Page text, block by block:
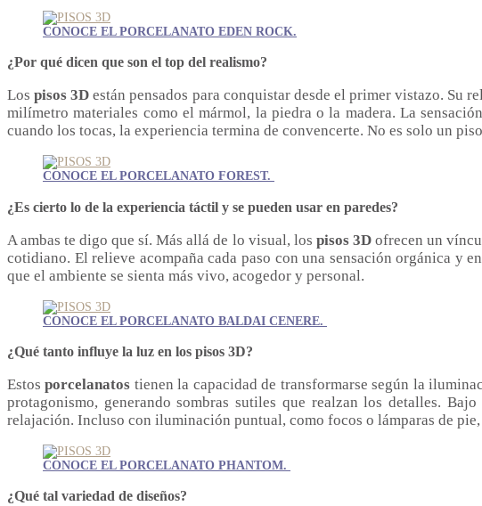
CONOCE EL PORCELANATO EDEN ROCK.
¿Por qué dicen que son el top del realismo?
Lospisos 3Destán pensados para conquistar desde el primer vistazo. Su
milímetro materiales como el mármol, la piedra o la madera. La
cuando los tocas, la experiencia termina de convencerte. No es solo un
CONOCE EL PORCELANATO FOREST.
¿Es cierto lo de la experiencia táctil y se pueden usar en paredes?
A ambas te digo que sí. Más allá de lo visual, los pisos 3Dofrecen un
cotidiano. El relieve acompaña cada paso con una sensación orgánica y
que el ambiente se sienta más vivo, acogedor y personal.
CONOCE EL PORCELANATO BALDAI CENERE.
¿Qué tanto influye la luz en los pisos 3D?
Estosporcelanatos tienen la capacidad de transformarse según la
protagonismo, generando sombras sutiles que realzan los detalles.
relajación. Incluso con iluminación puntual, como focos o lámparas de
CONOCE EL PORCELANATO PHANTOM.
¿Qué tal variedad de diseños?